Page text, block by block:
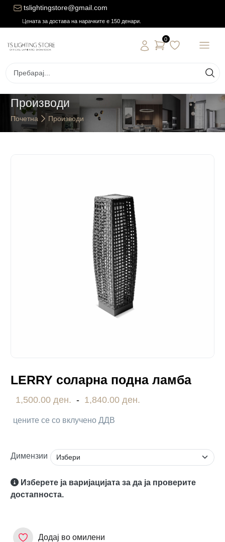
tslightingstore@gmail.com
Цената за достава на нарачките е 150 денари.
0
Производи
Почетна Производи
LERRY соларна подна ламба
1,500.00 ден. - 1,840.00 ден.
цените се со вклучено ДДВ
Димензии
Изберете ја варијацијата за да ја проверите
достапноста.
Додај во омилени